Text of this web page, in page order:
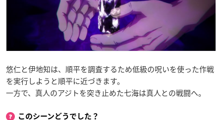
悠仁と伊地知は、順平を調査するため低級の呪いを使った作戦
を実行しようと順平に近づきます。
一方で、真人のアジトを突き止めた七海は真人との戦闘へ。
このシーンどうでした？